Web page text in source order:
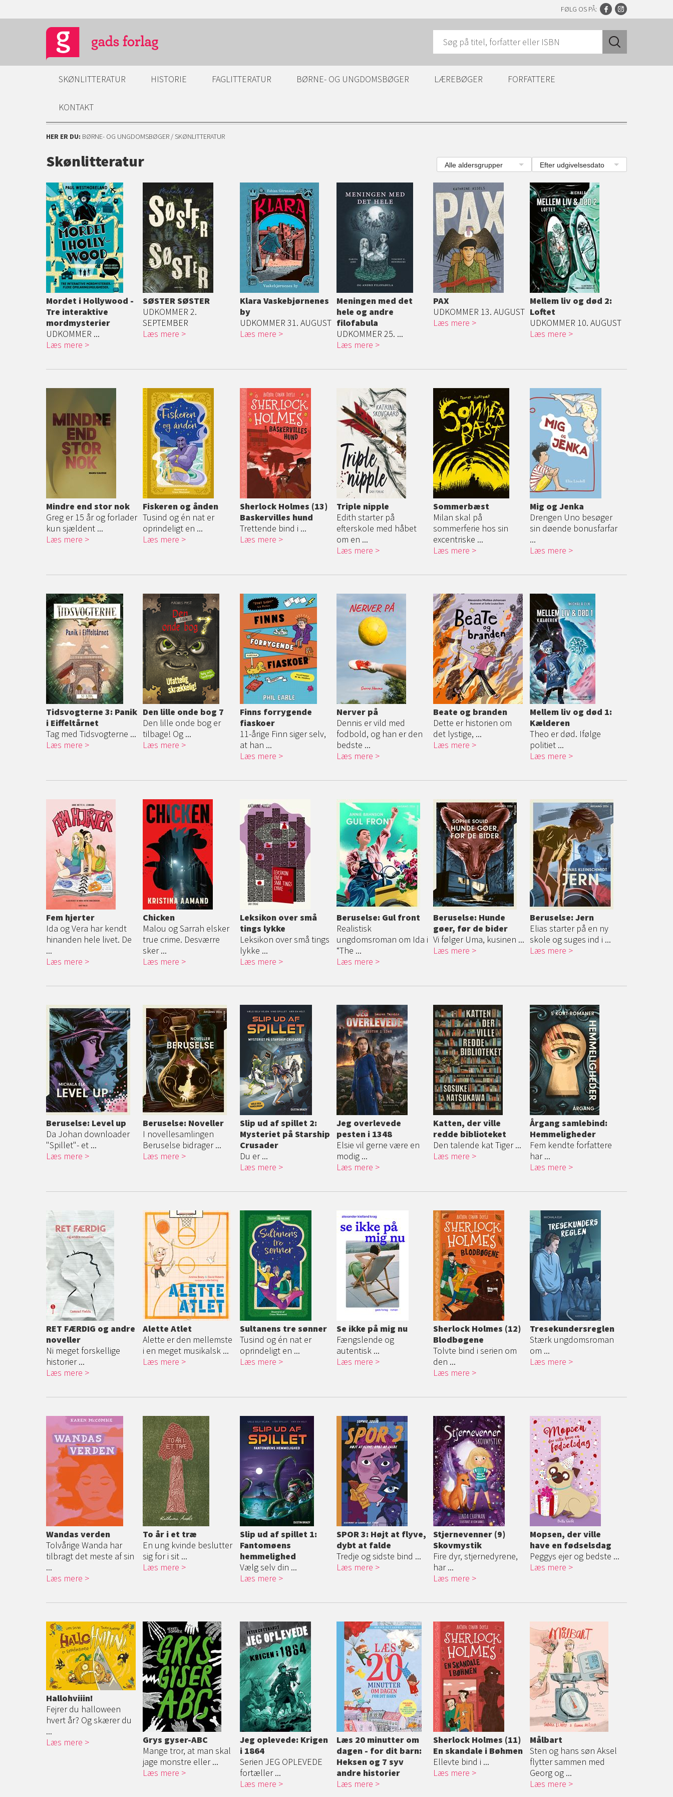
FØLG OS PÅ:
SKØNLITTERATUR HISTORIE FAGLITTERATUR BØRNE- OG UNGDOMSBØGER LÆREBØGER FORFATTERE
KONTAKT
HER ER DU: BØRNE- OG UNGDOMSBØGER / SKØNLITTERATUR
Efter udgivelsesdato
Alle aldersgrupper
Skønlitteratur
Mordet i Hollywood -
Tre interaktive
mordmysterier
UDKOMMER ...
Læs mere
SØSTER SØSTER
UDKOMMER 2.
SEPTEMBER
Læs mere
Klara Vaskebjørnenes
by
UDKOMMER 31. AUGUST
Læs mere
Meningen med det
hele og andre
filofabula
UDKOMMER 25. ...
Læs mere
PAX
UDKOMMER 13. AUGUST
Læs mere
Mellem liv og død 2:
Loftet
UDKOMMER 10. AUGUST
Læs mere
Mindre end stor nok
Greg er 15 år og forlader
kun sjældent ...
Læs mere
Fiskeren og ånden
Tusind og én nat er
oprindeligt en ...
Læs mere
Sherlock Holmes (13)
Baskervilles hund
Trettende bind i ...
Læs mere
Triple nipple
Edith starter på
efterskole med håbet
om en ...
Læs mere
Sommerbæst
Milan skal på
sommerferie hos sin
excentriske ...
Læs mere
Mig og Jenka
Drengen Uno besøger
sin døende bonusfarfar
...
Læs mere
Tidsvogterne 3: Panik
i Eiffeltårnet
Tag med Tidsvogterne ...
Læs mere
Den lille onde bog 7
Den lille onde bog er
tilbage! Og ...
Læs mere
Finns forrygende
fiaskoer
11-årige Finn siger selv,
at han ...
Læs mere
Nerver på
Dennis er vild med
fodbold, og han er den
bedste ...
Læs mere
Beate og branden
Dette er historien om
det lystige, ...
Læs mere
Mellem liv og død 1:
Kælderen
Theo er død. Ifølge
politiet ...
Læs mere
Fem hjerter
Ida og Vera har kendt
hinanden hele livet. De
...
Læs mere
Chicken
Malou og Sarrah elsker
true crime. Desværre
sker ...
Læs mere
Leksikon over små
tings lykke
Leksikon over små tings
lykke ...
Læs mere
Beruselse: Gul front
Realistisk
ungdomsroman om Ida i
“The ...
Læs mere
Beruselse: Hunde
gøer, før de bider
Vi følger Uma, kusinen ...
Læs mere
Beruselse: Jern
Elias starter på en ny
skole og suges ind i ...
Læs mere
Beruselse: Level up
Da Johan downloader
"Spillet"- et ...
Læs mere
Beruselse: Noveller
I novellesamlingen
Beruselse bidrager ...
Læs mere
Slip ud af spillet 2:
Mysteriet på Starship
Crusader
Du er ...
Læs mere
Jeg overlevede
pesten i 1348
Elsie vil gerne være en
modig ...
Læs mere
Katten, der ville
redde biblioteket
Den talende kat Tiger ...
Læs mere
Årgang samlebind:
Hemmeligheder
Fem kendte forfattere
har ...
Læs mere
RET FÆRDIG og andre
noveller
Ni meget forskellige
historier ...
Læs mere
Alette Atlet
Alette er den mellemste
i en meget musikalsk ...
Læs mere
Sultanens tre sønner
Tusind og én nat er
oprindeligt en ...
Læs mere
Se ikke på mig nu
Fængslende og
autentisk ...
Læs mere
Sherlock Holmes (12)
Blodbøgene
Tolvte bind i serien om
den ...
Læs mere
Tresekundersreglen
Stærk ungdomsroman
om ...
Læs mere
Wandas verden
Tolvårige Wanda har
tilbragt det meste af sin
...
Læs mere
To år i et træ
En ung kvinde beslutter
sig for i sit ...
Læs mere
Slip ud af spillet 1:
Fantomøens
hemmelighed
Vælg selv din ...
Læs mere
SPOR 3: Højt at flyve,
dybt at falde
Tredje og sidste bind ...
Læs mere
Stjernevenner (9)
Skovmystik
Fire dyr, stjernedyrene,
har ...
Læs mere
Mopsen, der ville
have en fødselsdag
Peggys ejer og bedste ...
Læs mere
Hallohviiin!
Fejrer du halloween
hvert år? Og skærer du
...
Læs mere
Grys gyser-ABC
Mange tror, at man skal
jage monstre eller ...
Læs mere
Jeg oplevede: Krigen
i 1864
Serien JEG OPLEVEDE
fortæller ...
Læs mere
Læs 20 minutter om
dagen - for dit barn:
Heksen og 7 syv
andre historier
Læs mere
Sherlock Holmes (11)
En skandale i Bøhmen
Ellevte bind i ...
Læs mere
Målbart
Sten og hans søn Aksel
flytter sammen med
Georg og ...
Læs mere